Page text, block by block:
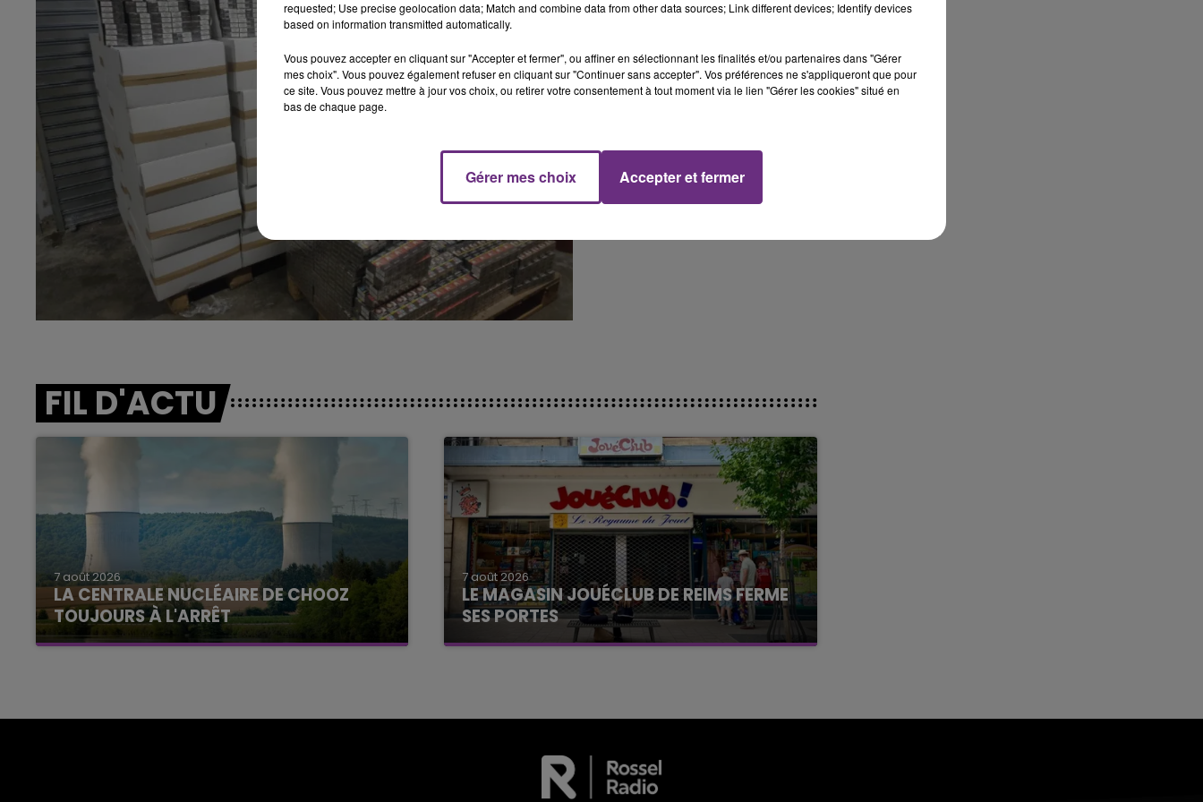
FIL D'ACTU
7 août 2026
LA CENTRALE NUCLÉAIRE DE CHOOZ
TOUJOURS À L'ARRÊT
Cela fait déjà une semaine que la centrale
7 août 2026
LE MAGASIN JOUÉCLUB DE REIMS FERME
SES PORTES
C'était l'une des institutions du centre-ville
requested; Use precise geolocation data; Match and combine data from other data sources; Link different devices; Identify devices
based on information transmitted automatically.
Vous pouvez accepter en cliquant sur "Accepter et fermer", ou affiner en sélectionnant les finalités et/ou partenaires dans "Gérer
mes choix". Vous pouvez également refuser en cliquant sur "Continuer sans accepter". Vos préférences ne s'appliqueront que pour
ce site. Vous pouvez mettre à jour vos choix, ou retirer votre consentement à tout moment via le lien "Gérer les cookies" situé en
bas de chaque page.
Gérer mes choix Accepter et fermer